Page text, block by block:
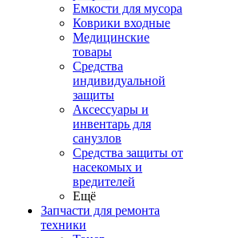
Емкости для мусора
Коврики входные
Медицинские
товары
Средства
индивидуальной
защиты
Аксессуары и
инвентарь для
санузлов
Средства защиты от
насекомых и
вредителей
Ещё
Запчасти для ремонта
техники